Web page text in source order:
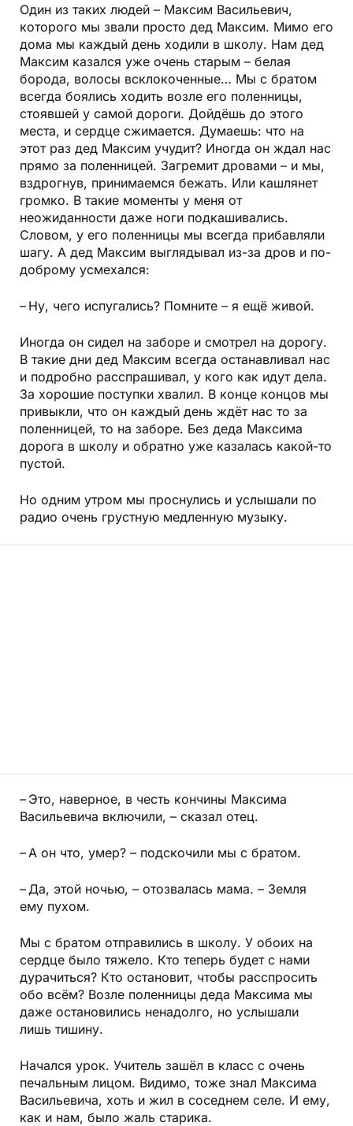
Один из таких людей – Максим Васильевич,
которого мы звали просто дед Максим. Мимо его
дома мы каждый день ходили в школу. Нам дед
Максим казался уже очень старым – белая
борода, волосы всклокоченные… Мы с братом
всегда боялись ходить возле его поленницы,
стоявшей у самой дороги. Дойдёшь до этого
места, и сердце сжимается. Думаешь: что на
этот раз дед Максим учудит? Иногда он ждал нас
прямо за поленницей. Загремит дровами – и мы,
вздрогнув, принимаемся бежать. Или кашлянет
громко. В такие моменты у меня от
неожиданности даже ноги подкашивались.
Словом, у его поленницы мы всегда прибавляли
шагу. А дед Максим выглядывал из-за дров и по-
доброму усмехался:
– Ну, чего испугались? Помните – я ещё живой.
Иногда он сидел на заборе и смотрел на дорогу.
В такие дни дед Максим всегда останавливал нас
и подробно расспрашивал, у кого как идут дела.
За хорошие поступки хвалил. В конце концов мы
привыкли, что он каждый день ждёт нас то за
поленницей, то на заборе. Без деда Максима
дорога в школу и обратно уже казалась какой-то
пустой.
Но одним утром мы проснулись и услышали по
радио очень грустную медленную музыку.
– Это, наверное, в честь кончины Максима
Васильевича включили, – сказал отец.
– А он что, умер? – подскочили мы с братом.
– Да, этой ночью, – отозвалась мама. – Земля
ему пухом.
Мы с братом отправились в школу. У обоих на
сердце было тяжело. Кто теперь будет с нами
дурачиться? Кто остановит, чтобы расспросить
обо всём? Возле поленницы деда Максима мы
даже остановились ненадолго, но услышали
лишь тишину.
Начался урок. Учитель зашёл в класс с очень
печальным лицом. Видимо, тоже знал Максима
Васильевича, хоть и жил в соседнем селе. И ему,
как и нам, было жаль старика.